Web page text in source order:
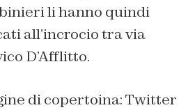
li hanno quindi
all’incrocio tra via
D’Afflitto.
di copertoina: Twitter